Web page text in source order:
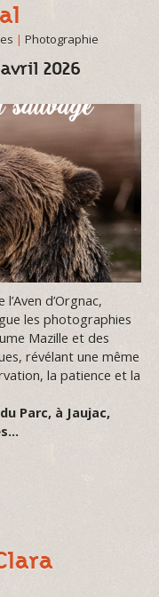
| Photographie
2026
d’Orgnac,
les photographies
Mazille et des
révélant une même
la patience et la
Parc, à Jaujac,